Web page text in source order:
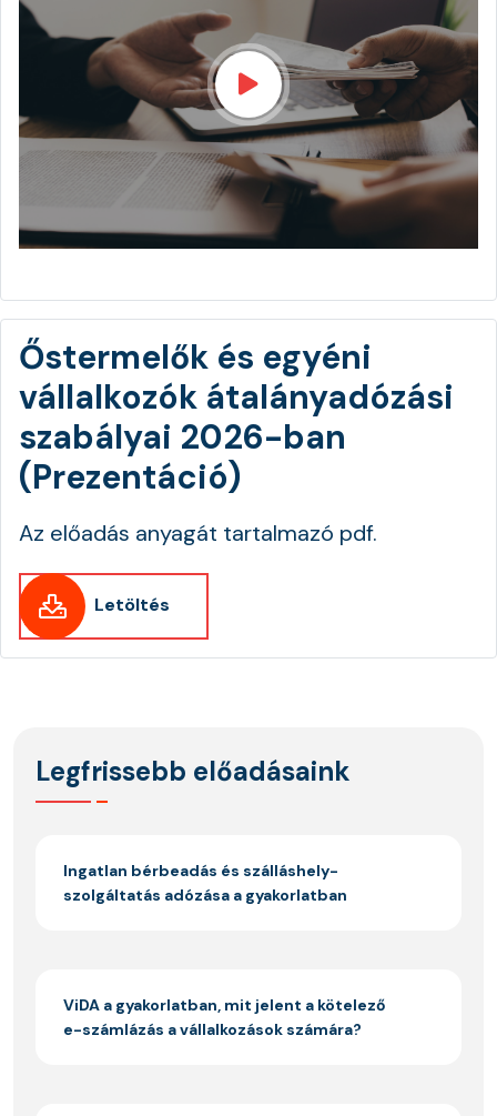
Őstermelők és egyéni
vállalkozók átalányadózási
szabályai 2026-ban
(Prezentáció)
Az előadás anyagát tartalmazó pdf.
Letöltés
Legfrissebb előadásaink
Ingatlan bérbeadás és szálláshely-
szolgáltatás adózása a gyakorlatban
ViDA a gyakorlatban, mit jelent a kötelező
e-számlázás a vállalkozások számára?